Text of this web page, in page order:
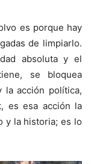
es porque hay
de limpiarlo.
absoluta y el
se bloquea
la acción política,
es esa acción la
y la historia; es lo